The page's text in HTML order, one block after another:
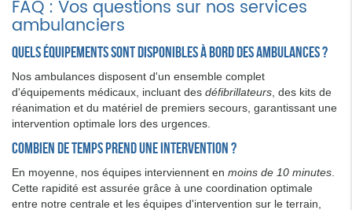
FAQ : Vos questions sur nos services
ambulanciers
Quels équipements sont disponibles à bord des ambulances ?
Nos ambulances disposent d'un ensemble complet
d'équipements médicaux, incluant des défibrillateurs , des kits de
réanimation et du matériel de premiers secours, garantissant une
intervention optimale lors des urgences.
Combien de temps prend une intervention ?
En moyenne, nos équipes interviennent en moins de 10 minutes
Cette rapidité est assurée grâce à une coordination optimale
entre notre centrale et les équipes d'intervention sur le terrain,